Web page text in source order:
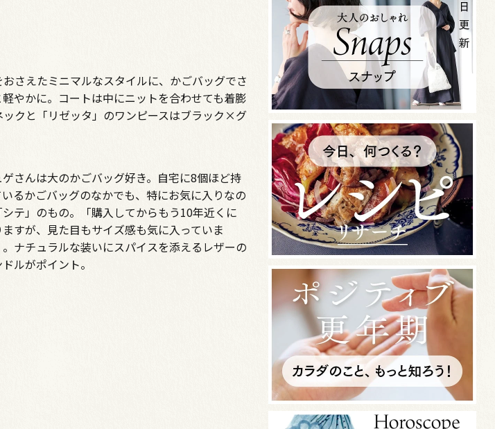
さえたミニマルなスタイルに、かごバッグでさ
やかに。コートは中にニットを合わせても着膨
クと「リゼッタ」のワンピースはブラック×グ
ゲさんは大のかごバッグ好き。自宅に8個ほど持
いるかごバッグのなかでも、特にお気に入りなの
テ」のもの。「購入してからもう10年近くに
ますが、見た目もサイズ感も気に入っていま
。ナチュラルな装いにスパイスを添えるレザーの
ルがポイント。